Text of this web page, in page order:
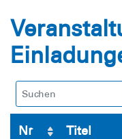
Nr Titel